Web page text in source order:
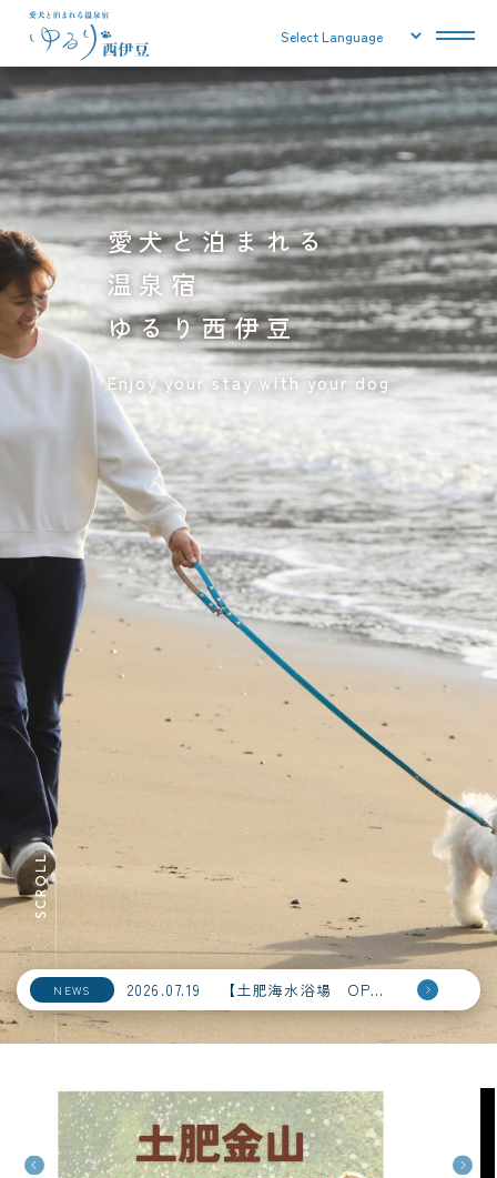
愛犬と泊まれる
温泉宿
ゆるり西伊豆
Enjoy your stay with your dog
NEWS 2026.07.19 【土肥海水浴場 OPEＮ！】